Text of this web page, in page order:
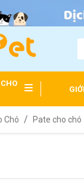
Chó Pate cho chó